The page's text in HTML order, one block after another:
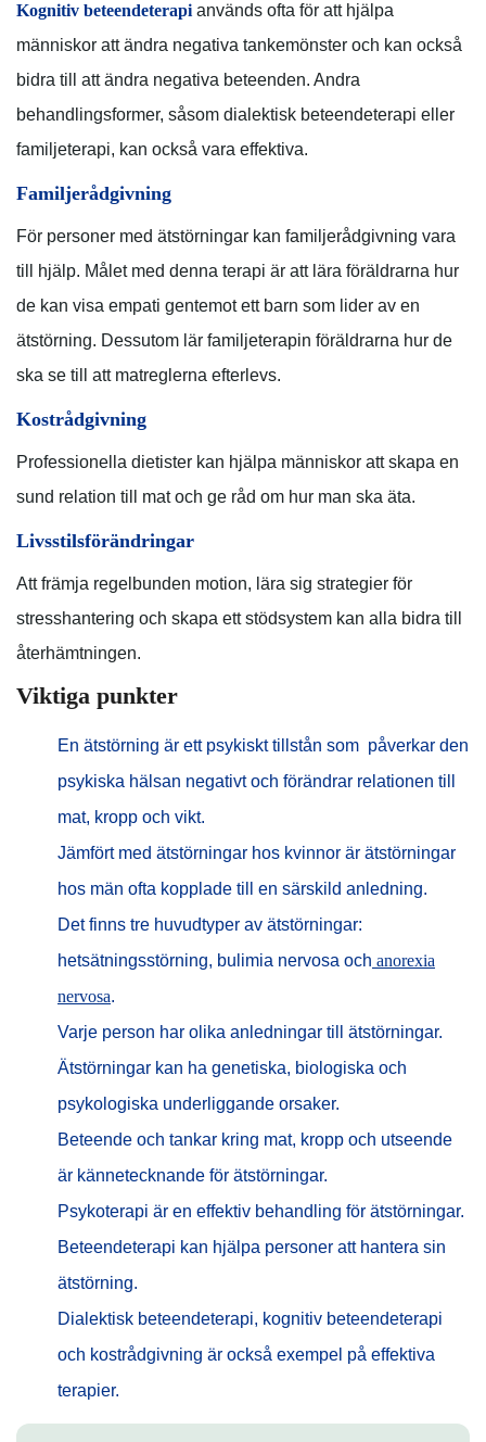
Kognitiv beteendeterapi används ofta för att hjälpa
människor att ändra negativa tankemönster och kan också
bidra till att ändra negativa beteenden. Andra
behandlingsformer, såsom dialektisk beteendeterapi eller
familjeterapi, kan också vara effektiva.
Familjerådgivning
För personer med ätstörningar kan familjerådgivning vara
till hjälp. Målet med denna terapi är att lära föräldrarna hur
de kan visa empati gentemot ett barn som lider av en
ätstörning. Dessutom lär familjeterapin föräldrarna hur de
ska se till att matreglerna efterlevs.
Kostrådgivning
Professionella dietister kan hjälpa människor att skapa en
sund relation till mat och ge råd om hur man ska äta.
Livsstilsförändringar
Att främja regelbunden motion, lära sig strategier för
stresshantering och skapa ett stödsystem kan alla bidra till
återhämtningen.
Viktiga punkter
En ätstörning är ett psykiskt tillstån som påverkar den
psykiska hälsan negativt och förändrar relationen till
mat, kropp och vikt.
Jämfört med ätstörningar hos kvinnor är ätstörningar
hos män ofta kopplade till en särskild anledning.
Det finns tre huvudtyper av ätstörningar:
hetsätningsstörning, bulimia nervosa och anorexia
nervosa.
Varje person har olika anledningar till ätstörningar.
Ätstörningar kan ha genetiska, biologiska och
psykologiska underliggande orsaker.
Beteende och tankar kring mat, kropp och utseende
är kännetecknande för ätstörningar.
Psykoterapi är en effektiv behandling för ätstörningar.
Beteendeterapi kan hjälpa personer att hantera sin
ätstörning.
Dialektisk beteendeterapi, kognitiv beteendeterapi
och kostrådgivning är också exempel på effektiva
terapier.